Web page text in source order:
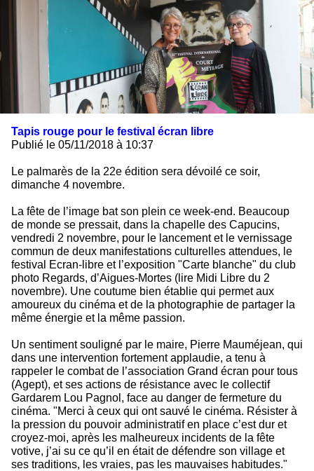
Tapis rouge pour le festival écran libre
Publié le 05/11/2018 à 10:37
Le palmarès de la 22e édition sera dévoilé ce soir,
dimanche 4 novembre.
La fête de l’image bat son plein ce week-end. Beaucoup
de monde se pressait, dans la chapelle des Capucins,
vendredi 2 novembre, pour le lancement et le vernissage
commun de deux manifestations culturelles attendues, le
festival Ecran-libre et l’exposition "Carte blanche" du club
photo Regards, d’Aigues-Mortes (lire Midi Libre du 2
novembre). Une coutume bien établie qui permet aux
amoureux du cinéma et de la photographie de partager la
même énergie et la même passion.
Un sentiment souligné par le maire, Pierre Mauméjean, qui
dans une intervention fortement applaudie, a tenu à
rappeler le combat de l’association Grand écran pour tous
(Agept), et ses actions de résistance avec le collectif
Gardarem Lou Pagnol, face au danger de fermeture du
cinéma. "Merci à ceux qui ont sauvé le cinéma. Résister à
la pression du pouvoir administratif en place c’est dur et
croyez-moi, après les malheureux incidents de la fête
votive, j’ai su ce qu’il en était de défendre son village et
ses traditions, les vraies, pas les mauvaises habitudes."